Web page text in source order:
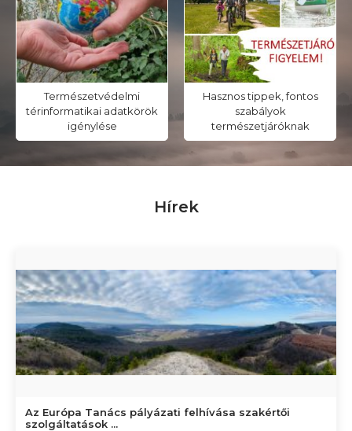
Természetvédelmi
térinformatikai adatkörök
igénylése
Hasznos tippek, fontos
szabályok
természetjáróknak
Hírek
Az Európa Tanács pályázati felhívása szakértői
szolgáltatások ...